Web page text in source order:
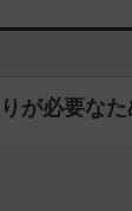
が必要な